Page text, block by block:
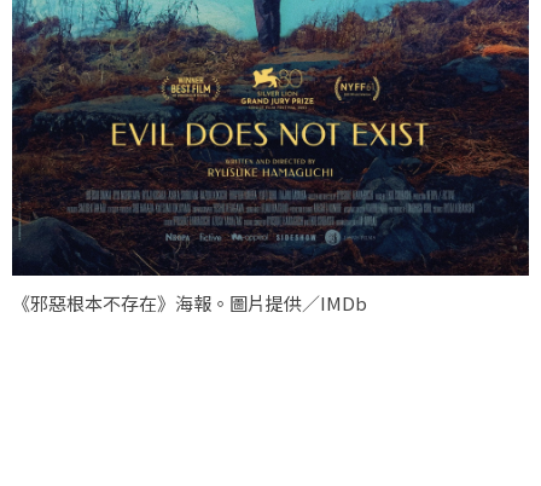
《邪惡根本不存在》海報。圖片提供／IMDb